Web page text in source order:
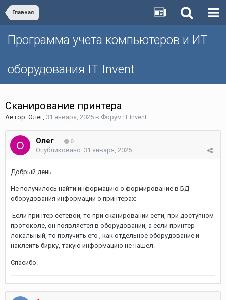
Главная
Программа учета компьютеров и ИТ
оборудования IT Invent
Сканирование принтера
Автор: Олег, 31 января, 2025 в Форум IT Invent
Олег 0
Опубликовано: 31 января, 2025
Добрый день.
Не получилось найти информацию о формирование в БД
оборудования информации о принтерах:
Если принтер сетевой, то при сканировании сети, при доступном
протоколе, он появляется в оборудовании, а если принтер
локальный, то получить его , как отдельное оборудование и
наклеить бирку, такую информацию не нашел.
Спасибо.